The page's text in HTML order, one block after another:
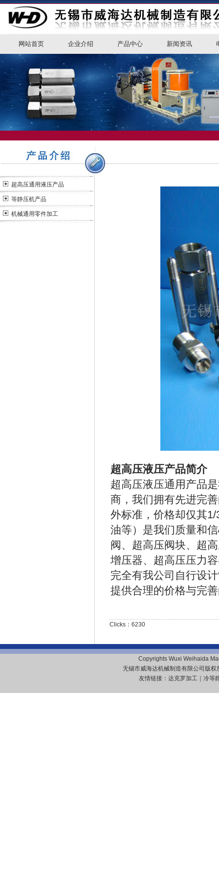
网站首页 企业介绍 产品中心 新闻资讯
超高压通用液压产品
等静压机产品
机械通用零件加工
超高压液压产品简介
超高压液压通用产品
商，我们拥有先进完
外标准，价格却仅其
油等）是我们质量和
阀、超高压阀块、超
增压器、超高压压力
完全有我公司自行设
提供合理的价格与完
Clicks：6230
Copyrights Wuxi Weihaida
无锡市威海达机械制造有限公司版
友情链接： 达克罗加工 冷等